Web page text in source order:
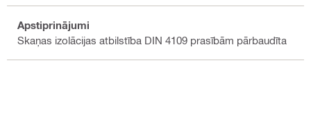
Apstiprinājumi
Skaņas izolācijas atbilstība DIN 4109 prasībām pārbaudīta